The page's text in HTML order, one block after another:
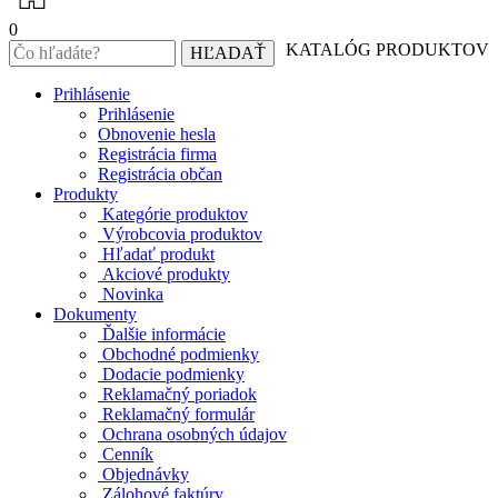
0
KATALÓG PRODUKTOV
Prihlásenie
Prihlásenie
Obnovenie hesla
Registrácia firma
Registrácia občan
Produkty
Kategórie produktov
Výrobcovia produktov
Hľadať produkt
Akciové produkty
Novinka
Dokumenty
Ďalšie informácie
Obchodné podmienky
Dodacie podmienky
Reklamačný poriadok
Reklamačný formulár
Ochrana osobných údajov
Cenník
Objednávky